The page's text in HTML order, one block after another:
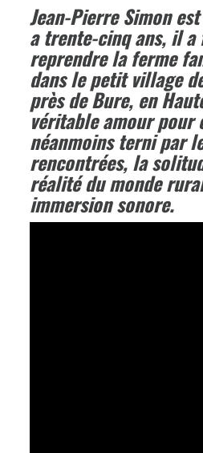
Jean-Pierre Simon
a trente-cinq ans, il
reprendre la ferme
dans le petit village
près de Bure, en
véritable amour pour
néanmoins terni par
rencontrées, la
réalité du monde
immersion sonore.